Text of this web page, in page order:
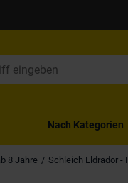
Nach Kategorien
8 Jahre Schleich Eldrador -